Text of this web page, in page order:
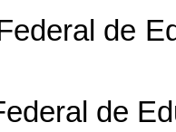
de
de